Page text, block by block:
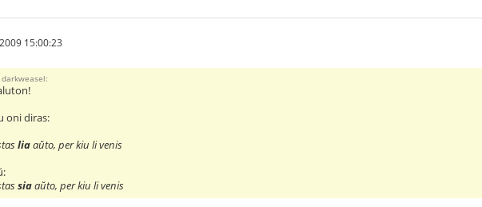
15:00:23
darkweasel:
oni diras:
liaaŭto, per kiu li venis
siaaŭto, per kiu li venis